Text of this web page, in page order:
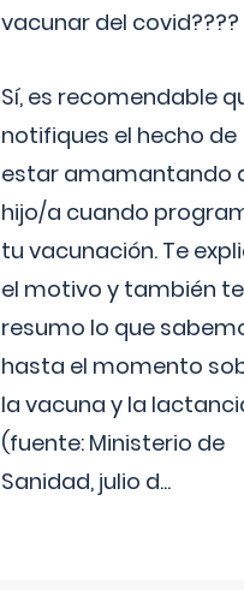
vacunar del covid????
Sí, es recomendable
notifiques el hecho de
estar amamantando
hijo/a cuando
tu vacunación. Te
el motivo y también te
resumo lo que
hasta el momento
la vacuna y la
(fuente: Ministerio de
Sanidad, julio d...